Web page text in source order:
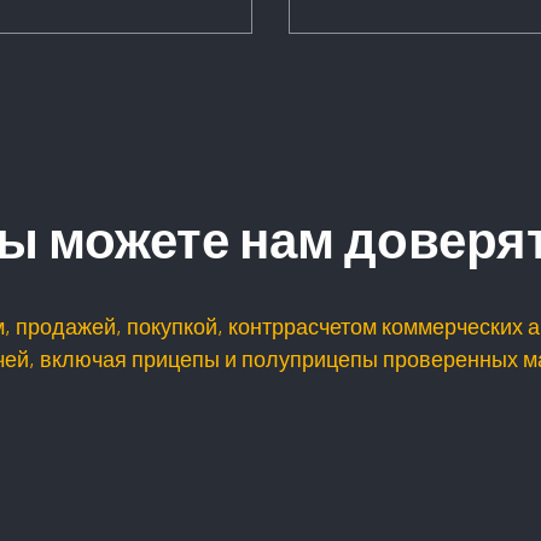
можете нам
покупкой, контррасчетом коммерческих
включая прицепы и полуприцепы проверенных